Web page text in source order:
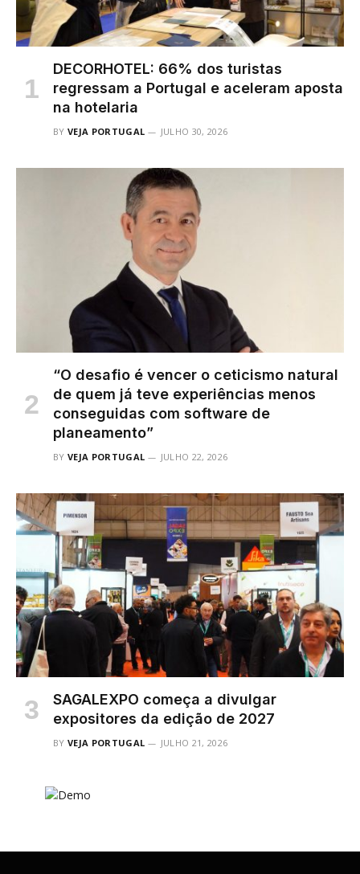
DECORHOTEL: 66% dos turistas
regressam a Portugal e aceleram aposta
na hotelaria
BY VEJA PORTUGAL JULHO 30, 2026
“O desafio é vencer o ceticismo natural
de quem já teve experiências menos
conseguidas com software de
planeamento”
BY VEJA PORTUGAL JULHO 22, 2026
SAGALEXPO começa a divulgar
expositores da edição de 2027
BY VEJA PORTUGAL JULHO 21, 2026